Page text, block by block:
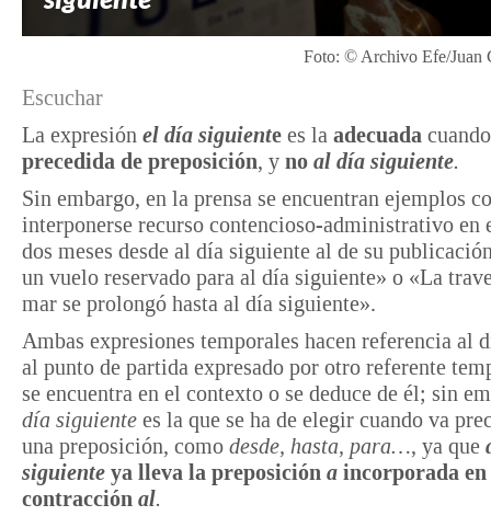
Foto: © Archivo Efe/Juan
Escuchar
La expresión el día siguiente es la adecuada
precedida de preposición, y no al día siguiente.
Sin embargo, en la prensa se encuentran ejemplos
interponerse recurso contencioso-administrativo en
dos meses desde al día siguiente al de su
un vuelo reservado para al día siguiente» o «La
mar se prolongó hasta al día siguiente».
Ambas expresiones temporales hacen referencia al
al punto de partida expresado por otro referente
se encuentra en el contexto o se deduce de él; sin
día siguiente es la que se ha de elegir cuando va
una preposición, como desde, hasta, para…, ya que
siguiente ya lleva la preposición a incorporada
contracción al.